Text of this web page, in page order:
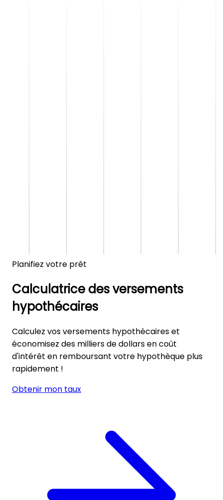
Planifiez votre prêt
Calculatrice des versements
hypothécaires
Calculez vos versements hypothécaires et
économisez des milliers de dollars en coût
d'intérêt en remboursant votre hypothèque plus
rapidement !
Obtenir mon taux